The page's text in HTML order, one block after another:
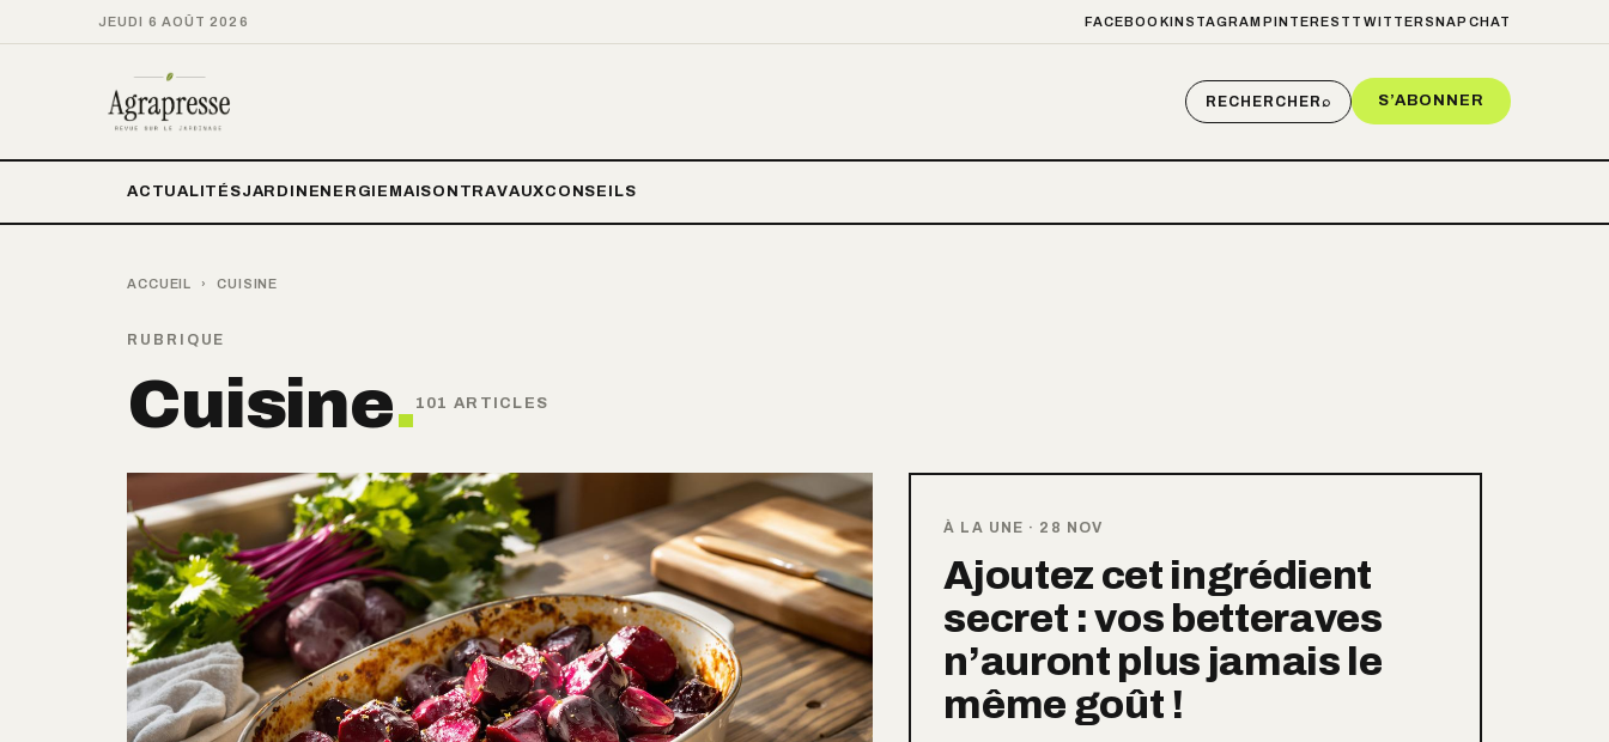
JEUDI 6 AOÛT 2026 FACEBOOKINSTAGRAM PINTEREST TWITTER SNAPCHAT
RECHERCHER⌕ S’ABONNER
ACTUALITÉSJARDIN ENERGIE MAISON TRAVAUXCONSEILS
ACCUEIL › CUISINE
RUBRIQUE
Cuisine. 101 ARTICLES
À LA UNE · 28 NOV
Ajoutez cet ingrédient
secret : vos betteraves
n’auront plus jamais le
même goût !